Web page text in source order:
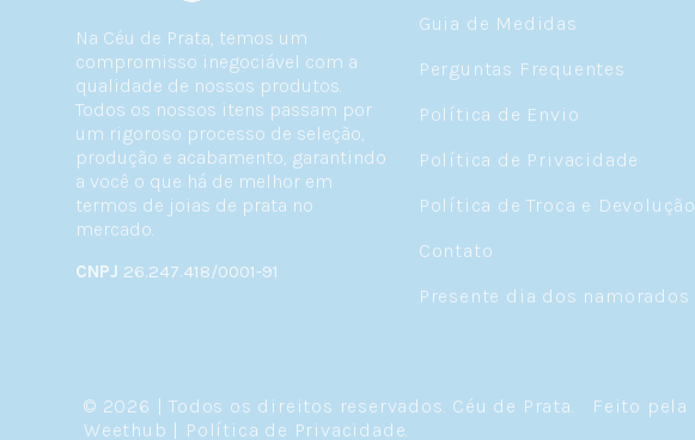
Na Céu de Prata, temos um
compromisso inegociável com a
qualidade de nossos produtos.
Todos os nossos itens passam por
um rigoroso processo de seleção,
produção e acabamento, garantindo
a você o que há de melhor em
termos de joias de prata no
mercado.
CNPJ 26.247.418/0001-91
Guia de Medidas
Perguntas Frequentes
Política de Envio
Política de Privacidade
Política de Troca e Devolução
Contato
Presente dia dos namorados
© 2026 | Todos os direitos reservados. Céu de Prata.
Feito pela
Weethub | Política de Privacidade.